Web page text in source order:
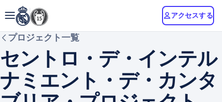
アクセスする
プロジェクト一覧
セントロ・デ・インテル
ナミエント・デ・カンタ